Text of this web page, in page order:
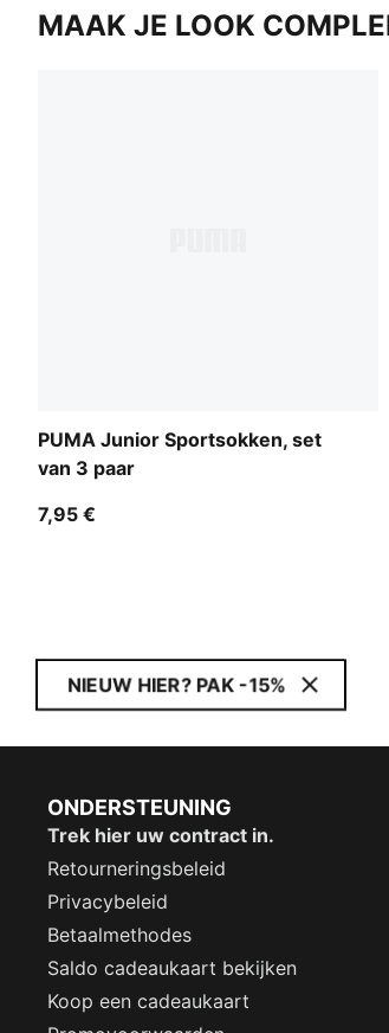
MAAK JE LOOK
PUMA Junior Sportsokken, set
van 3 paar
7,95 €
NIEUW HIER? PAK -15%
ONDERSTEUNING
Trek hier uw contract in.
Retourneringsbeleid
Privacybeleid
Betaalmethodes
Saldo cadeaukaart bekijken
Koop een cadeaukaart